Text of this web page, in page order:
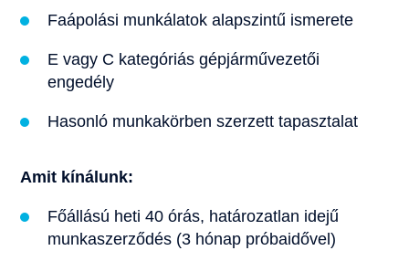
Faápolási munkálatok alapszintű ismerete
E vagy C kategóriás gépjárművezetői
engedély
Hasonló munkakörben szerzett tapasztalat
Amit kínálunk:
Főállású heti 40 órás, határozatlan idejű
munkaszerződés (3 hónap próbaidővel)